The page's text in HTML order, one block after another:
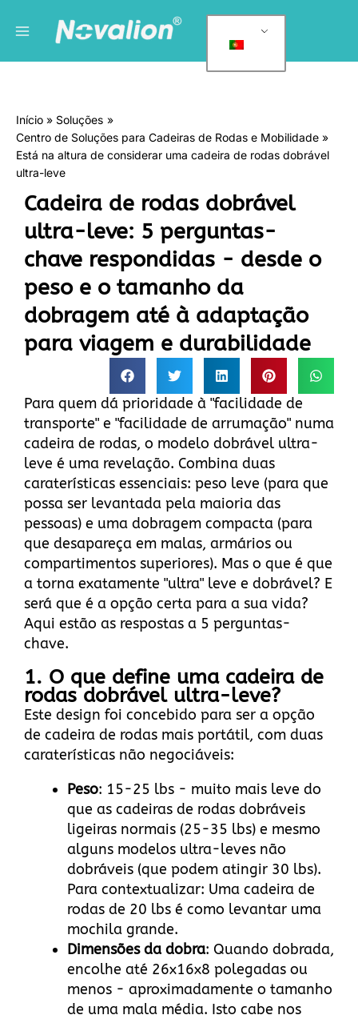
para
conteúdo
principal
a
o
r
Início
Soluções
Centro de Soluções para Cadeiras de Rodas e Mobilidade
Está na altura de considerar uma cadeira de rodas dobrável
ultra-leve
Cadeira de rodas dobrável
ultra-leve: 5 perguntas-
chave respondidas - desde o
peso e o tamanho da
dobragem até à adaptação
para viagem e durabilidade
Para quem dá prioridade à "facilidade de
transporte" e "facilidade de arrumação" numa
cadeira de rodas, o modelo dobrável ultra-
leve é uma revelação. Combina duas
caraterísticas essenciais: peso leve (para que
possa ser levantada pela maioria das
pessoas) e uma dobragem compacta (para
que desapareça em malas, armários ou
compartimentos superiores). Mas o que é que
a torna exatamente "ultra" leve e dobrável? E
será que é a opção certa para a sua vida?
Aqui estão as respostas a 5 perguntas-
chave.
1. O que define uma cadeira de
rodas dobrável ultra-leve?
Este design foi concebido para ser a opção
de cadeira de rodas mais portátil, com duas
caraterísticas não negociáveis:
Peso: 15-25 lbs - muito mais leve do
que as cadeiras de rodas dobráveis
ligeiras normais (25-35 lbs) e mesmo
alguns modelos ultra-leves não
dobráveis (que podem atingir 30 lbs).
Para contextualizar: Uma cadeira de
rodas de 20 lbs é como levantar uma
mochila grande.
Dimensões da dobra: Quando dobrada,
encolhe até 26x16x8 polegadas ou
menos - aproximadamente o tamanho
de uma mala média. Isto cabe nos